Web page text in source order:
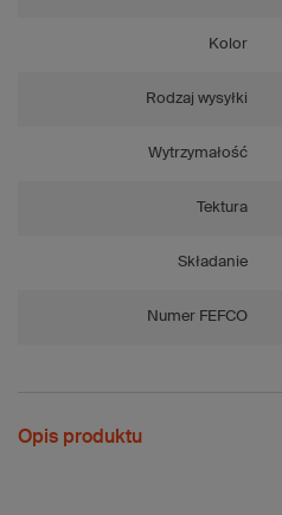
Kolor
Rodzaj wysyłki
Wytrzymałość
Tektura
Składanie
Numer FEFCO
Opis produktu